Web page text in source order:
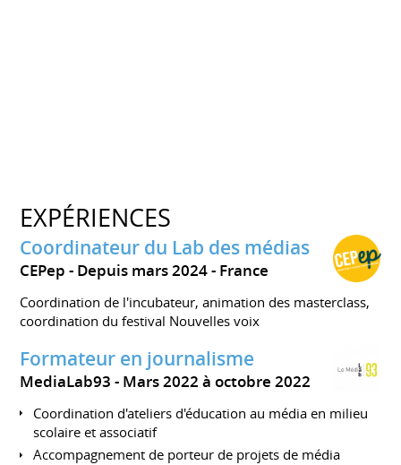
EXPÉRIENCES
Coordinateur du Lab des médias
CEPep Depuis mars 2024 France
Coordination de l'incubateur, animation des masterclass,
coordination du festival Nouvelles voix
Formateur en journalisme
MediaLab93 Mars 2022 à octobre 2022
Coordination d'ateliers d'éducation au média en milieu
scolaire et associatif
Accompagnement de porteur de projets de média